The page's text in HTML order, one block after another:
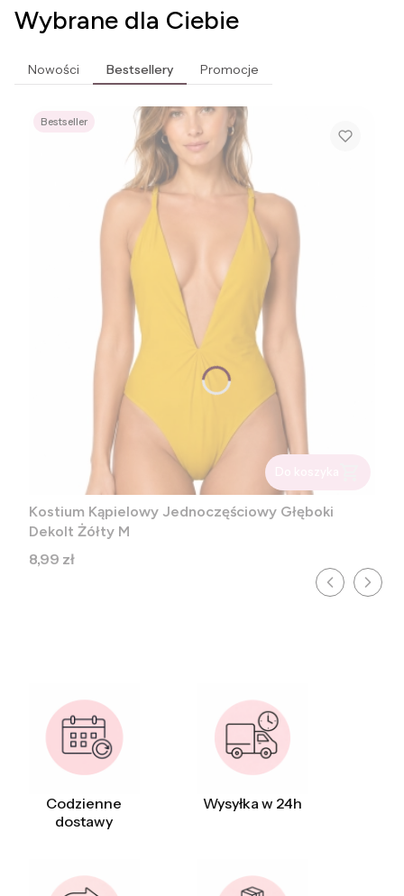
Wybrane dla Ciebie
Nowości Bestsellery Promocje
Bestseller
Kostium Kąpielowy Jednoczęściowy Głęboki
Dekolt Żółty M
Cena
8,99 zł
Codzienne
dostawy
Wysyłka w 24h